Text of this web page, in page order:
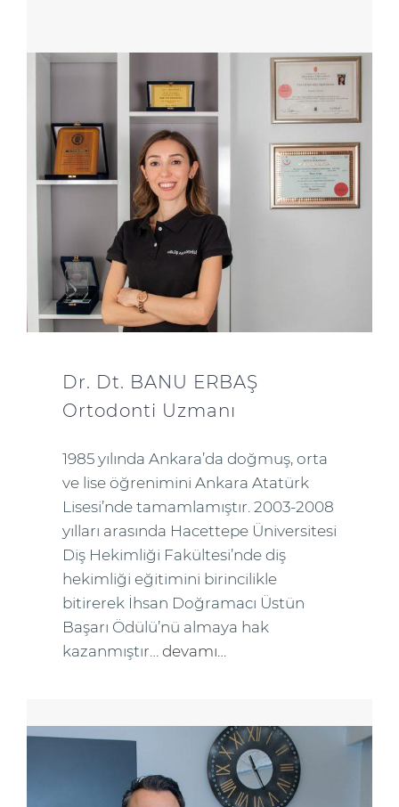
Dr. Dt. BANU ERBAŞ
Ortodonti Uzmanı
1985 yılında Ankara’da doğmuş, orta
ve lise öğrenimini Ankara Atatürk
Lisesi’nde tamamlamıştır. 2003-2008
yılları arasında Hacettepe Üniversitesi
Diş Hekimliği Fakültesi’nde diş
hekimliği eğitimini birincilikle
bitirerek İhsan Doğramacı Üstün
Başarı Ödülü’nü almaya hak
kazanmıştır… devamı…